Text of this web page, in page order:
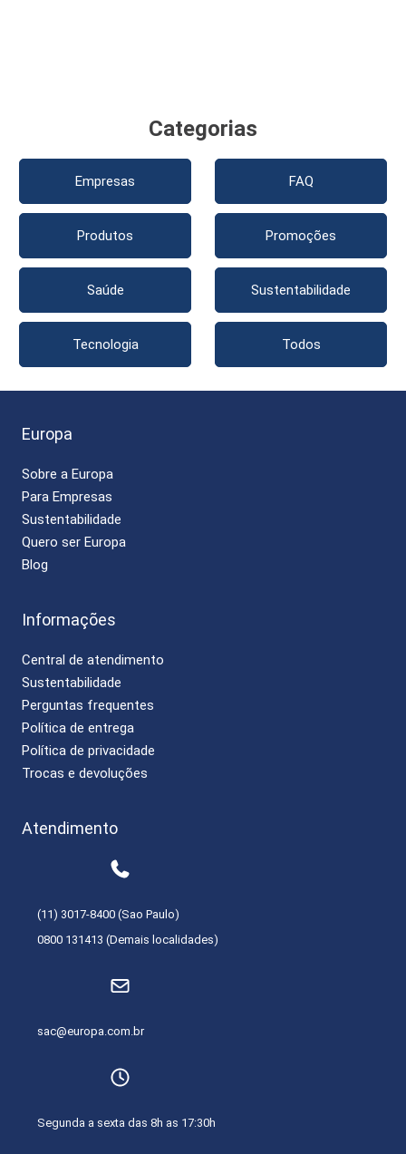
Categorias
Empresas FAQ
Produtos Promoções
Saúde Sustentabilidade
Tecnologia Todos
Europa
Sobre a Europa
Para Empresas
Sustentabilidade
Quero ser Europa
Blog
Informações
Central de atendimento
Sustentabilidade
Perguntas frequentes
Política de entrega
Política de privacidade
Trocas e devoluções
Atendimento
(11) 3017-8400 (Sao Paulo)
0800 131413 (Demais localidades)
sac@europa.com.br
Segunda a sexta das 8h as 17:30h